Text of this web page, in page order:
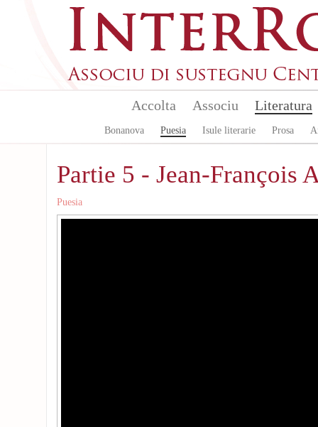
Accolta Associu Literatura
Bonanova Puesia Isule literarie Prosa
Partie 5 - Jean-François
Puesia